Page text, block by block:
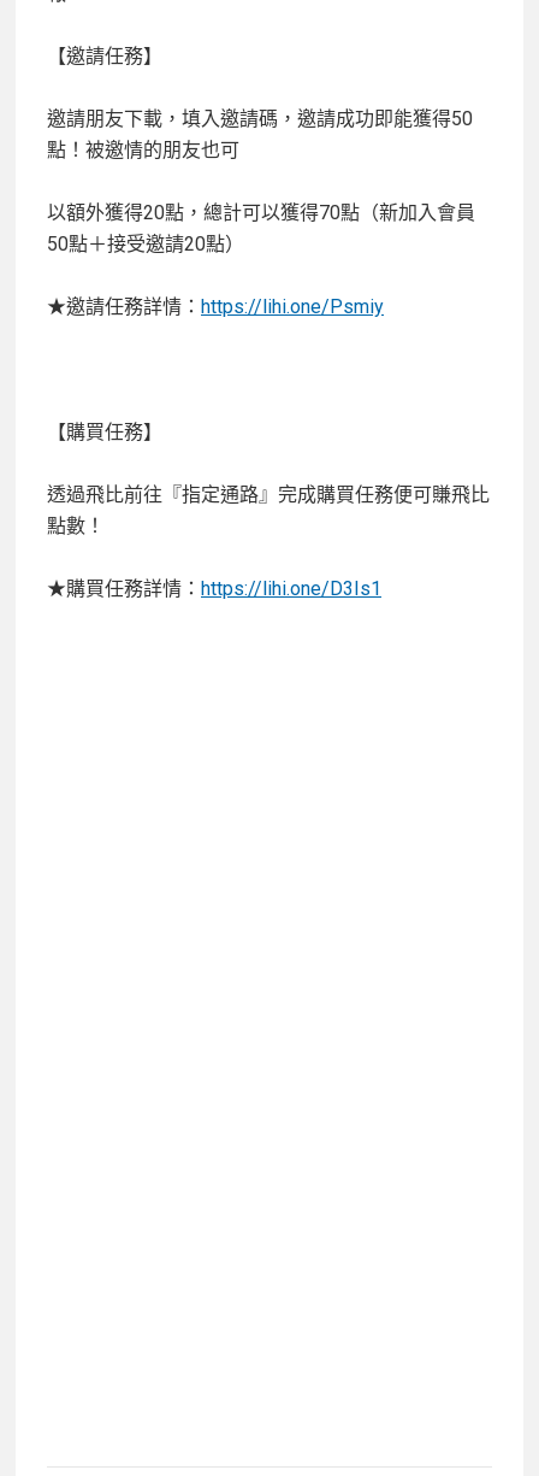
【邀請任務】
邀請朋友下載，填入邀請碼，邀請成功即能獲得50
點！被邀情的朋友也可
以額外獲得20點，總計可以獲得70點（新加入會員
50點＋接受邀請20點）
★邀請任務詳情： https://lihi.one/Psmiy
【購買任務】
透過飛比前往『指定通路』完成購買任務便可賺飛比
點數！
★購買任務詳情： https://lihi.one/D3Is1